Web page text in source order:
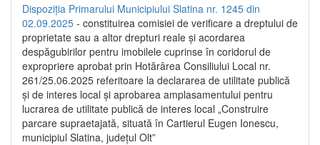
Dispoziția Primarului Municipiului Slatina nr. 1245 din
02.09.2025 - constituirea comisiei de verificare a dreptului de
proprietate sau a altor drepturi reale și acordarea
despăgubirilor pentru imobilele cuprinse în coridorul de
expropriere aprobat prin Hotărârea Consiliului Local nr.
261/25.06.2025 referitoare la declararea de utilitate publică
și de interes local și aprobarea amplasamentului pentru
lucrarea de utilitate publică de interes local „Construire
parcare supraetajată, situată în Cartierul Eugen Ionescu,
municipiul Slatina, județul Olt”